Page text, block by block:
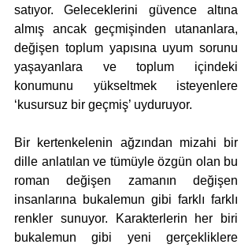
satıyor. Geleceklerini güvence altına
almış ancak geçmişinden utananlara,
değişen toplum yapısına uyum sorunu
yaşayanlara ve toplum içindeki
konumunu yükseltmek isteyenlere
‘kusursuz bir geçmiş’ uyduruyor.
Bir kertenkelenin ağzından mizahi bir
dille anlatılan ve tümüyle özgün olan bu
roman değişen zamanın değişen
insanlarına bukalemun gibi farklı farklı
renkler sunuyor. Karakterlerin her biri
bukalemun gibi yeni gerçekliklere